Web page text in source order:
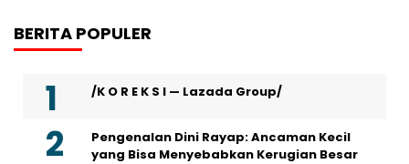
BERITA POPULER
/K O R E K S I — Lazada Group/
Pengenalan Dini Rayap: Ancaman Kecil
yang Bisa Menyebabkan Kerugian Besar